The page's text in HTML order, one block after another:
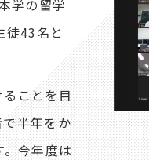
学の留学
徒43名と
ことを目
半年をか
今年度は